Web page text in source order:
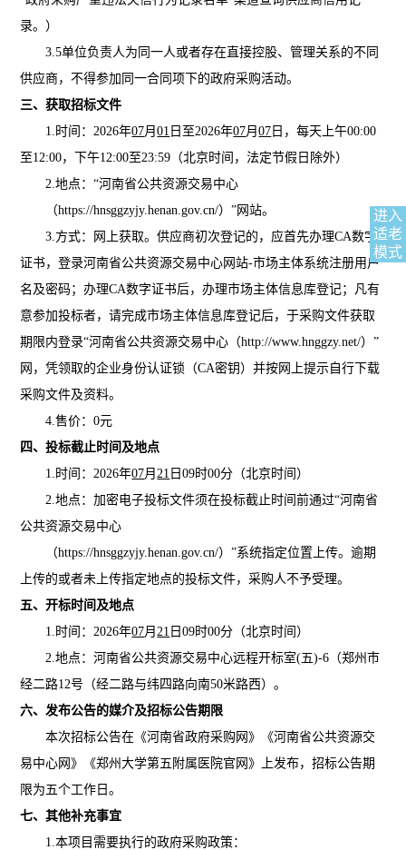
进入
适老
模式
录。）
3.5单位负责人为同一人或者存在直接控股、管理关系的不同
供应商，不得参加同一合同项下的政府采购活动。
三、获取招标文件
1.时间：2026年07月01 日至2026年07月07 日，每天上午00:00
至12:00，下午12:00至23:59（北京时间，法定节假日除外）
2.地点：“河南省公共资源交易中心
（https://hnsggzyjy.henan.gov.cn/）”网站。
3.方式：网上获取。供应商初次登记的，应首先办理CA数字
证书，登录河南省公共资源交易中心网站-市场主体系统注册用户
名及密码；办理CA数字证书后，办理市场主体信息库登记；凡有
意参加投标者，请完成市场主体信息库登记后，于采购文件获取
期限内登录“河南省公共资源交易中心（http://www.hnggzy.net/）”
网，凭领取的企业身份认证锁（CA密钥）并按网上提示自行下载
采购文件及资料。
4.售价：0元
四、投标截止时间及地点
1.时间：2026年07月21 日09时00分（北京时间）
2.地点：加密电子投标文件须在投标截止时间前通过“河南省
公共资源交易中心
（https://hnsggzyjy.henan.gov.cn/）”系统指定位置上传。逾期
上传的或者未上传指定地点的投标文件，采购人不予受理。
五、开标时间及地点
1.时间：2026年07月21 日09时00分（北京时间）
2.地点：河南省公共资源交易中心远程开标室(五)-6（郑州市
经二路12号（经二路与纬四路向南50米路西）。
六、发布公告的媒介及招标公告期限
本次招标公告在《河南省政府采购网》《河南省公共资源交
易中心网》《郑州大学第五附属医院官网》上发布，招标公告期
限为五个工作日。
七、其他补充事宜
1.本项目需要执行的政府采购政策：